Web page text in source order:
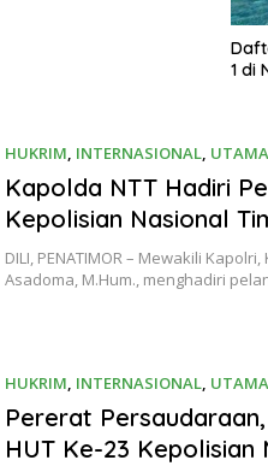
1 di
HUKRIM, INTERNASIONAL, UTAMA
Kapolda NTT Hadiri
Kepolisian Nasional
DILI, PENATIMOR – Mewakili
Asadoma, M.Hum., menghadiri
HUKRIM, INTERNASIONAL, UTAMA
Pererat
HUT Ke-23